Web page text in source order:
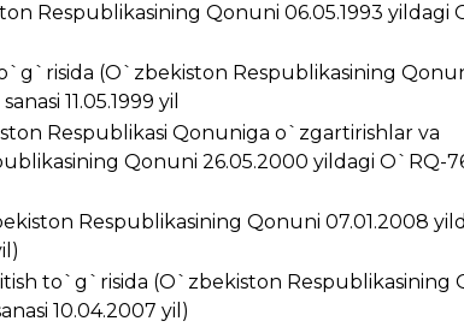
Respublikasining Qonuni 06.05.1993 yildagi
(O`zbekiston Respublikasining
11.05.1999 yil
Respublikasi Qonuniga o`zgartirishlar va
Qonuni 26.05.2000 yildagi O`RQ-
Respublikasining Qonuni 07.01.2008
to`g`risida (O`zbekiston Respublikasining
10.04.2007 yil)